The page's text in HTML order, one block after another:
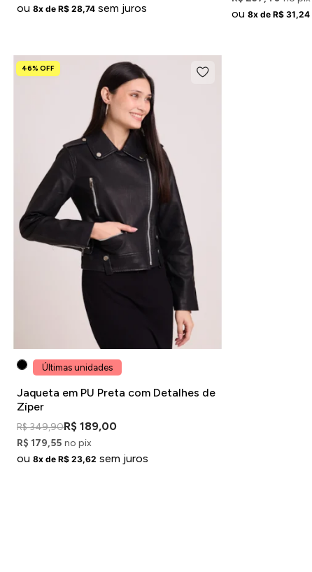
ou8x de R$ 28,74 sem juros ou8x de R$ 31,24
46% OFF
Últimas unidades
Jaqueta em PU Preta com Detalhes de
Zíper
R$ 349,90R$ 189,00
R$ 179,55 no pix
ou8x de R$ 23,62 sem juros